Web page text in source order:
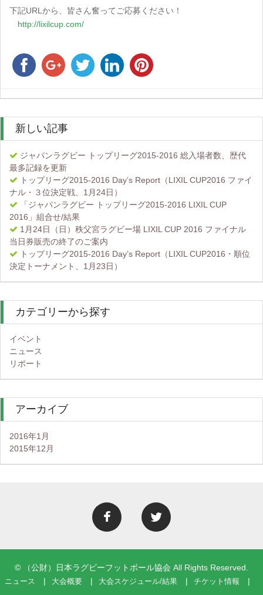
下記URLから、皆さん奮ってご応募ください！
http://lixilcup.com/
新しい記事
ジャパンラグビー トップリーグ2015-2016 総入場者数、歴代
最多記録を更新
トップリーグ2015-2016 Day’s Report（LIXIL CUP2016 ファイ
ナル・３位決定戦、1月24日）
「ジャパンラグビー トップリーグ2015-2016 LIXIL CUP
2016」組合せ/結果
1月24日（日）秩父宮ラグビー場 LIXIL CUP 2016 ファイナル
当日券販売の終了のご案内
トップリーグ2015-2016 Day’s Report（LIXIL CUP2016・順位
決定トーナメント、1月23日）
カテゴリーから探す
イベント
ニュース
リポート
アーカイブ
2016年1月
2015年12月
© （公財）日本ラグビーフットボール協会 All Rights Reserved.
ニュース 大会概要 大会スケジュール/結果 チケット情報